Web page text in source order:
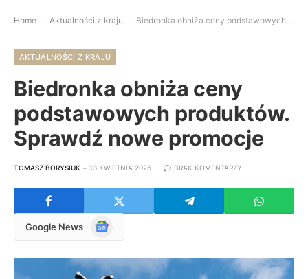
Home - Aktualności z kraju - Biedronka obniża ceny podstawowych produktów. Sprawdź nowe promocje
AKTUALNOŚCI Z KRAJU
Biedronka obniża ceny
podstawowych produktów.
Sprawdź nowe promocje
TOMASZ BORYSIUK 13 KWIETNIA 2026 BRAK KOMENTARZY
Google News
Google